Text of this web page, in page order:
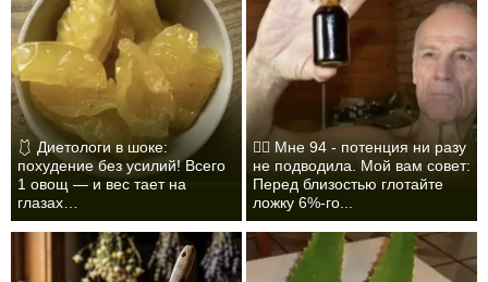
🩱 Диетологи в шоке:
похудение без усилий! Всего
1 овощ — и вес тает на
глазах…
❤️‍🔥 Мне 94 - потенция ни разу
не подводила. Мой вам совет:
Перед близостью глотайте
ложку 6%-го...